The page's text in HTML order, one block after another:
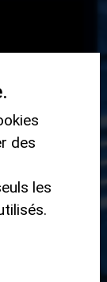
des
les